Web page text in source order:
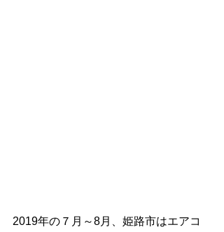
2019年の７月～8月、姫路市はエアコ